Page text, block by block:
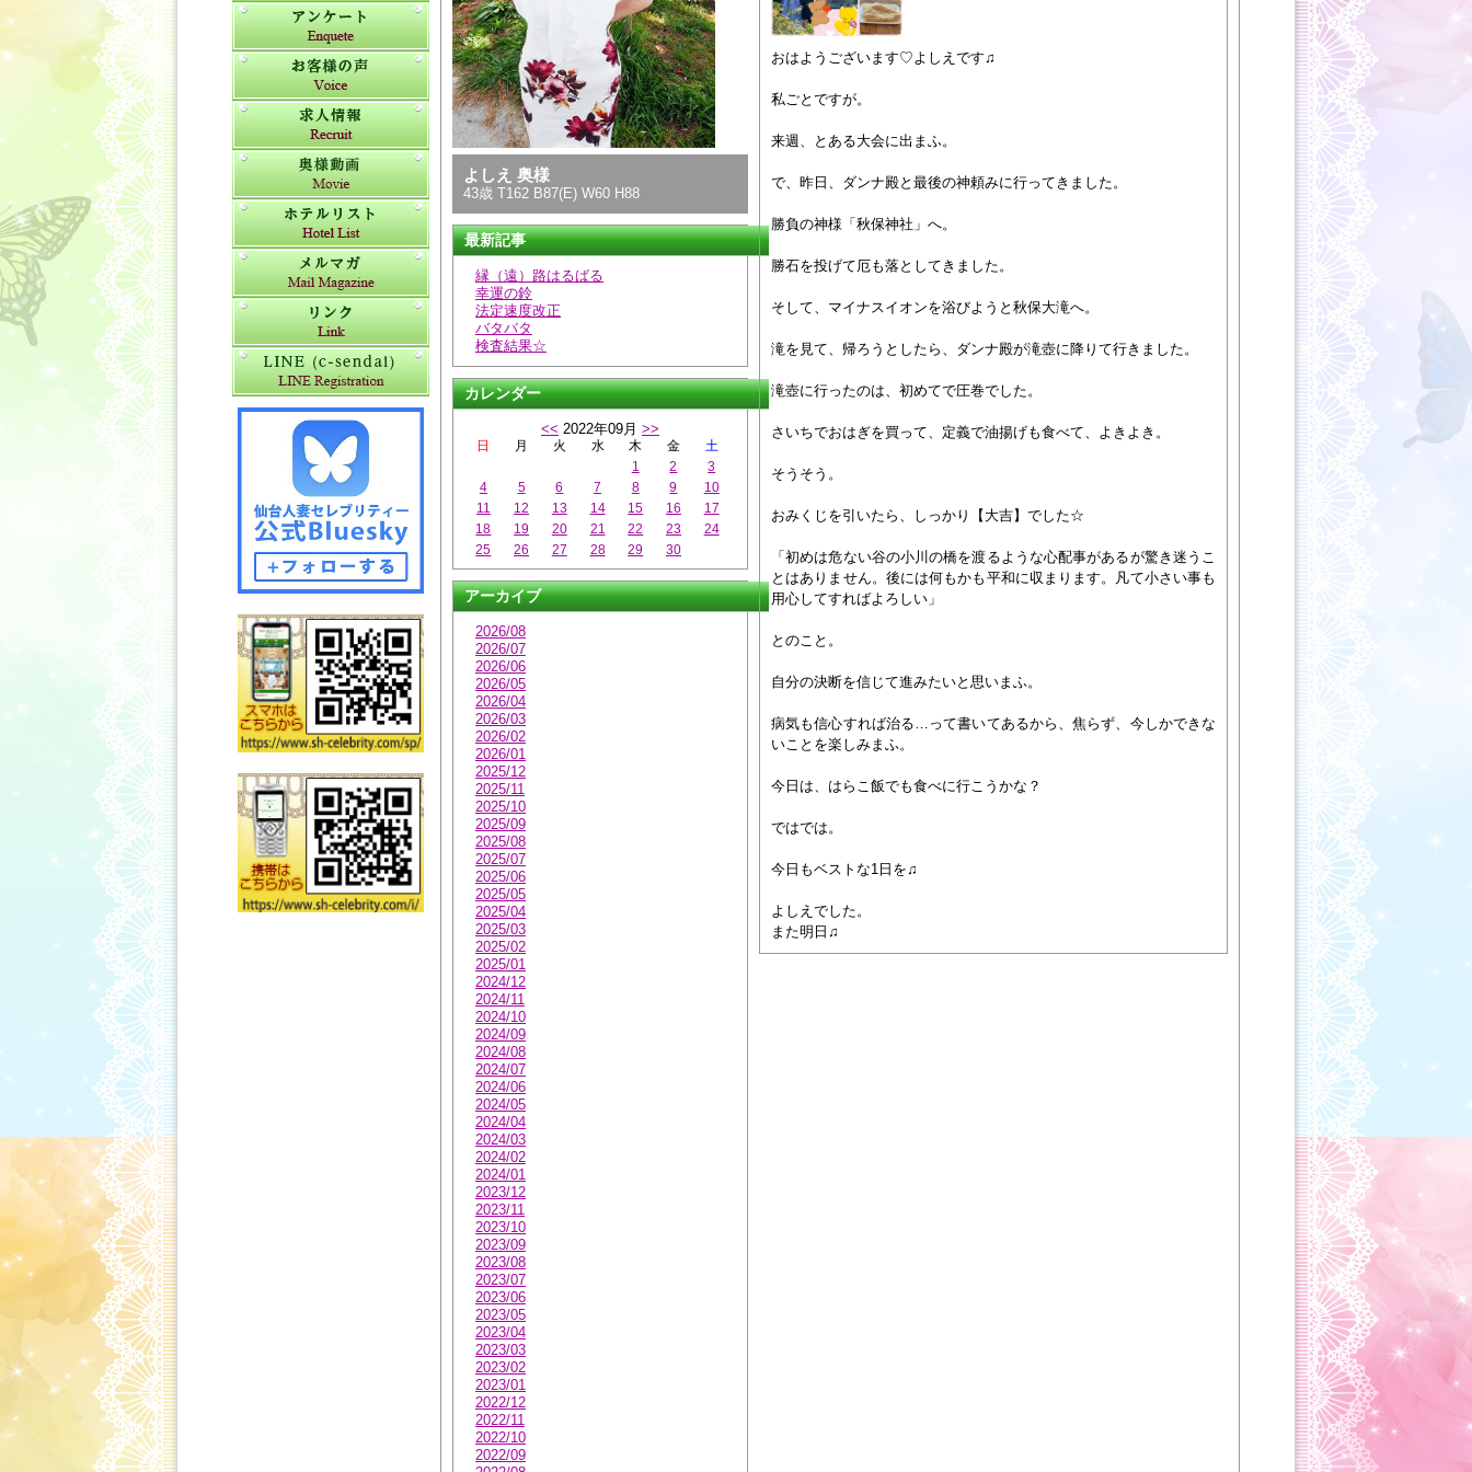
よしえ 奥様
43歳 T162 B87(E) W60 H88
最新記事
縁（遠）路はるばる
幸運の鈴
法定速度改正
バタバタ
検査結果☆
カレンダー
<< 2022年09月 >>
日 月 火 水 木 金
土
1
2
3
4
5 6 7 8 9
10
11
12 13 14 15 16
17
18
19 20 21 22 23
24
25
26 27 28 29 30
アーカイブ
2026/08
2026/07
2026/06
2026/05
2026/04
2026/03
2026/02
2026/01
2025/12
2025/11
2025/10
2025/09
2025/08
2025/07
2025/06
2025/05
2025/04
2025/03
2025/02
2025/01
2024/12
2024/11
2024/10
2024/09
2024/08
2024/07
2024/06
2024/05
2024/04
2024/03
2024/02
2024/01
2023/12
2023/11
2023/10
2023/09
2023/08
2023/07
2023/06
2023/05
2023/04
2023/03
2023/02
2023/01
2022/12
2022/11
2022/10
2022/09
おはようございます♡よしえです♫
私ごとですが。
来週、とある大会に出まふ。
で、昨日、ダンナ殿と最後の神頼みに行ってきました。
勝負の神様「秋保神社」へ。
勝石を投げて厄も落としてきました。
そして、マイナスイオンを浴びようと秋保大滝へ。
滝を見て、帰ろうとしたら、ダンナ殿が滝壺に降りて行きました。
滝壺に行ったのは、初めてで圧巻でした。
さいちでおはぎを買って、定義で油揚げも食べて、よきよき。
そうそう。
おみくじを引いたら、しっかり【大吉】でした☆
「初めは危ない谷の小川の橋を渡るような心配事があるが驚き迷うこ
とはありません。後には何もかも平和に収まります。凡て小さい事も
用心してすればよろしい」
とのこと。
自分の決断を信じて進みたいと思いまふ。
病気も信心すれば治る…って書いてあるから、焦らず、今しかできな
いことを楽しみまふ。
今日は、はらこ飯でも食べに行こうかな？
ではでは。
今日もベストな1日を♫
よしえでした。
また明日♫